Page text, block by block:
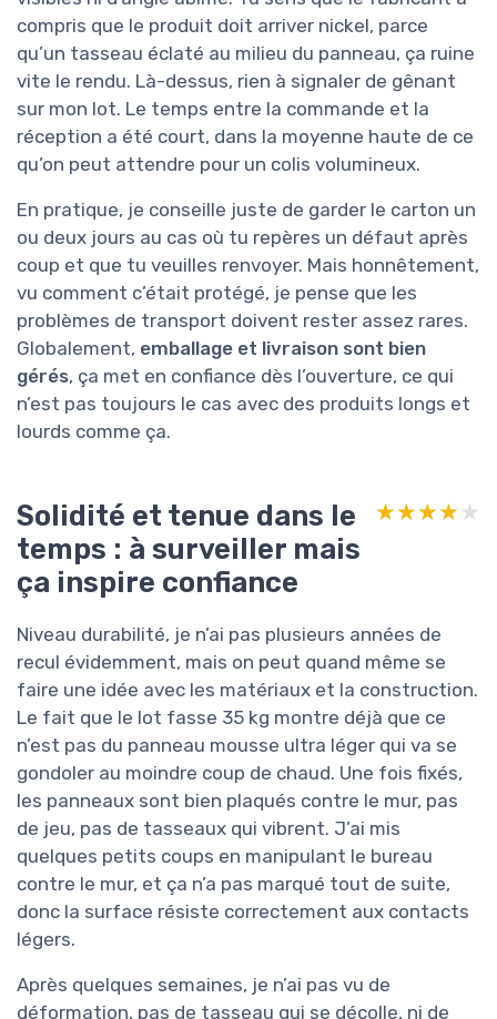
compris que le produit doit arriver nickel, parce
qu’un tasseau éclaté au milieu du panneau, ça ruine
vite le rendu. Là-dessus, rien à signaler de gênant
sur mon lot. Le temps entre la commande et la
réception a été court, dans la moyenne haute de ce
qu’on peut attendre pour un colis volumineux.
En pratique, je conseille juste de garder le carton un
ou deux jours au cas où tu repères un défaut après
coup et que tu veuilles renvoyer. Mais honnêtement,
vu comment c’était protégé, je pense que les
problèmes de transport doivent rester assez rares.
Globalement, emballage et livraison sont bien
gérés, ça met en confiance dès l’ouverture, ce qui
n’est pas toujours le cas avec des produits longs et
lourds comme ça.
Solidité et tenue dans le
temps : à surveiller mais
ça inspire confiance
★★★★★
★★★★★
Niveau durabilité, je n’ai pas plusieurs années de
recul évidemment, mais on peut quand même se
faire une idée avec les matériaux et la construction.
Le fait que le lot fasse 35 kg montre déjà que ce
n’est pas du panneau mousse ultra léger qui va se
gondoler au moindre coup de chaud. Une fois fixés,
les panneaux sont bien plaqués contre le mur, pas
de jeu, pas de tasseaux qui vibrent. J’ai mis
quelques petits coups en manipulant le bureau
contre le mur, et ça n’a pas marqué tout de suite,
donc la surface résiste correctement aux contacts
légers.
Après quelques semaines, je n’ai pas vu de
déformation, pas de tasseau qui se décolle, ni de